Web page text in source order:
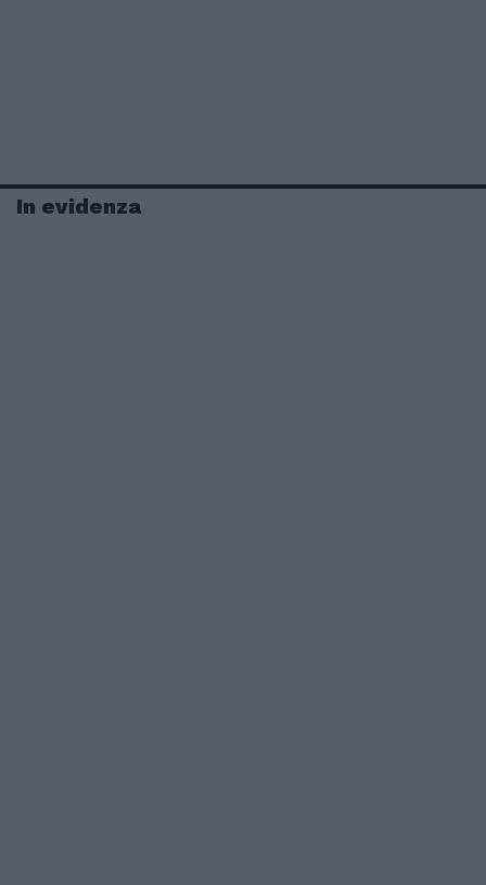
In evidenza